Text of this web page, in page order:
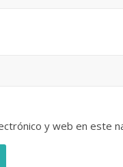
y web en este